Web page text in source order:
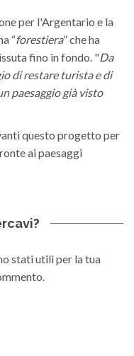
per l'Argentario e la
“forestiera” che ha
fino in fondo. "Da
di restare turista e di
paesaggio già visto
questo progetto per
ai paesaggi
stati utili per la tua